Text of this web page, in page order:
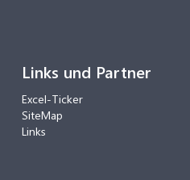
Links und Partner
Excel-Ticker
SiteMap
Links